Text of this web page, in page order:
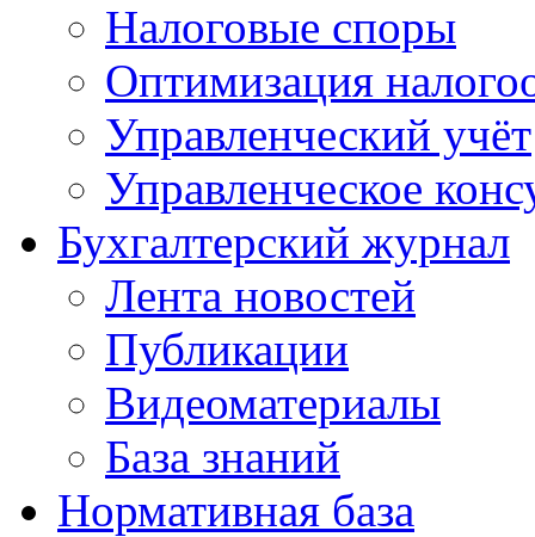
Налоговые споры
Оптимизация
Управленческий учёт
Управленческое
Бухгалтерский журнал
Лента новостей
Публикации
Видеоматериалы
База знаний
Нормативная база